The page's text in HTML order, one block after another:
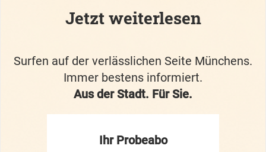
Jetzt weiterlesen
Surfen auf der verlässlichen Seite Münchens.
Immer bestens informiert.
Aus der Stadt. Für Sie.
Ihr Probeabo